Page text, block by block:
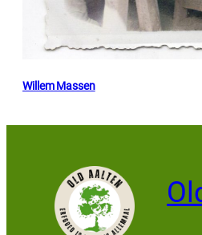
Willem Massen